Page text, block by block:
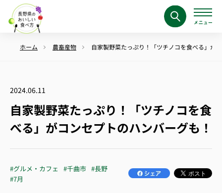
ホーム 農畜産物 自家製野菜たっぷり！「ツチノコを食べる」が
2024.06.11
自家製野菜たっぷり！「ツチノコを食
べる」がコンセプトのハンバーグも！
#グルメ・カフェ #千曲市 #長野
#7月